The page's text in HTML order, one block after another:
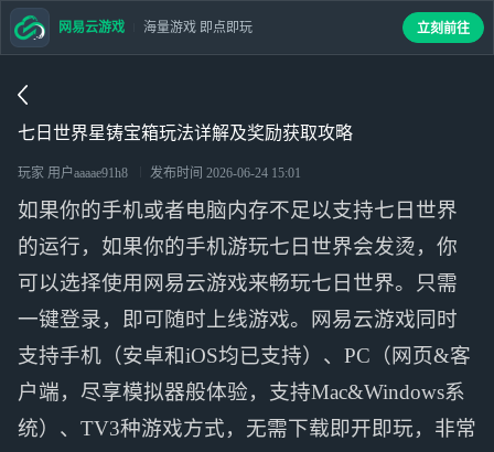
七日世界星铸宝箱玩法详解及奖励获取攻略
玩家 用户aaaae91h8 发布时间 2026-06-24 15:01
如果你的手机或者电脑内存不足以支持七日世界
的运行，如果你的手机游玩七日世界会发烫，你
可以选择使用网易云游戏来畅玩七日世界。只需
一键登录，即可随时上线游戏。网易云游戏同时
支持手机（安卓和iOS均已支持）、PC（网页&客
户端，尽享模拟器般体验，支持Mac&Windows系
统）、TV3种游戏方式，无需下载即开即玩，非常
网易云游戏 海量游戏 即点即玩 立刻前往